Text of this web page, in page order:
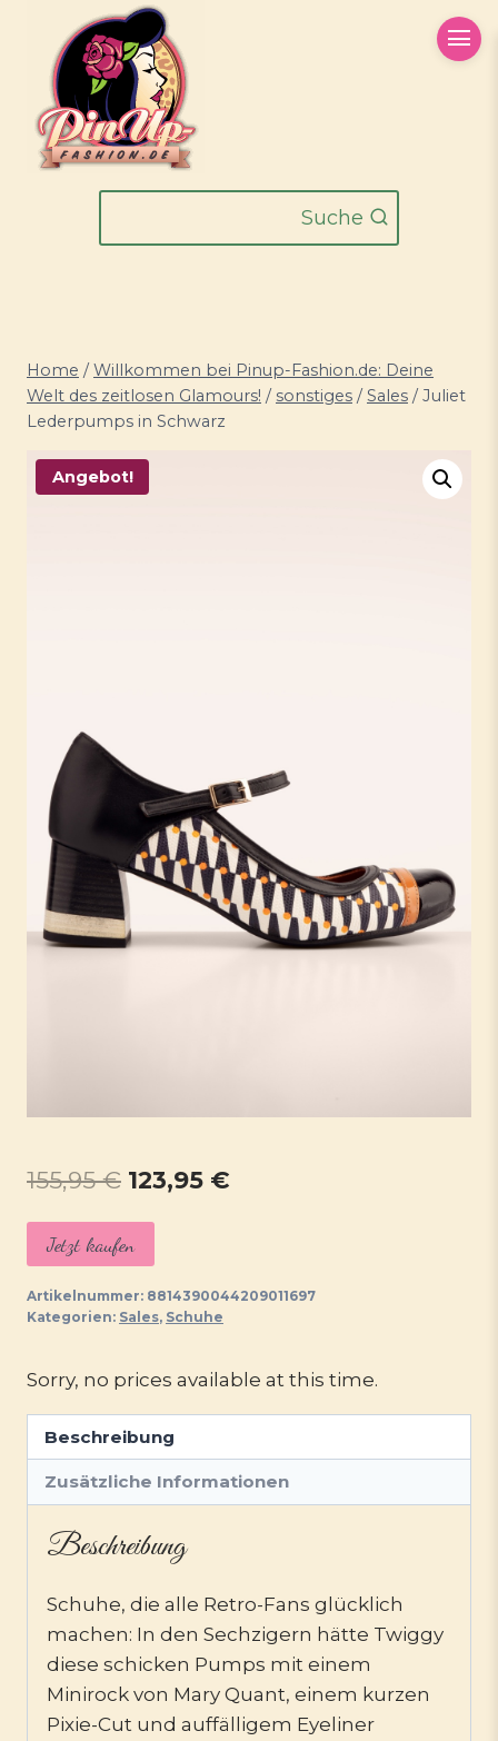
springen
Suche
Home / Willkommen bei Pinup-Fashion.de: Deine
Welt des zeitlosen Glamours! / sonstiges / Sales / Juliet
Lederpumps in Schwarz
Angebot!
155,95€ Ursprünglicher
Preis
war:
155,95 €
123,95 €
123,95 €.
Jetzt kaufen
Artikelnummer: 8814390044209011697
Kategorien: Sales, Schuhe
Sorry, no prices available at this time.
Beschreibung
Zusätzliche Informationen
Beschreibung
Schuhe, die alle Retro-Fans glücklich
machen: In den Sechzigern hätte Twiggy
diese schicken Pumps mit einem
Minirock von Mary Quant, einem kurzen
Pixie-Cut und auffälligem Eyeliner